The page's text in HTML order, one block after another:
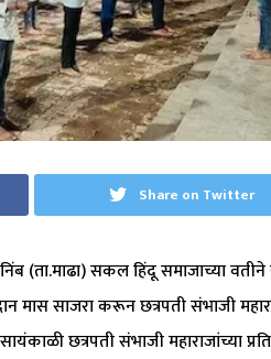
Share on Twitter
(ता.माढा) सकल हिंदू समाजाच्या
मास साजरा करून छत्रपती संभाजी
छत्रपती संभाजी महाराजांच्या